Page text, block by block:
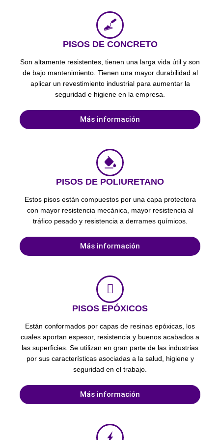
PISOS DE CONCRETO
Son altamente resistentes, tienen una larga vida útil y son
de bajo mantenimiento. Tienen una mayor durabilidad al
aplicar un revestimiento industrial para aumentar la
seguridad e higiene en la empresa.
Más información
PISOS DE POLIURETANO
Estos pisos están compuestos por una capa protectora
con mayor resistencia mecánica, mayor resistencia al
tráfico pesado y resistencia a derrames químicos.
Más información
PISOS EPÓXICOS
Están conformados por capas de resinas epóxicas, los
cuales aportan espesor, resistencia y buenos acabados a
las superficies. Se utilizan en gran parte de las industrias
por sus características asociadas a la salud, higiene y
seguridad en el trabajo.
Más información